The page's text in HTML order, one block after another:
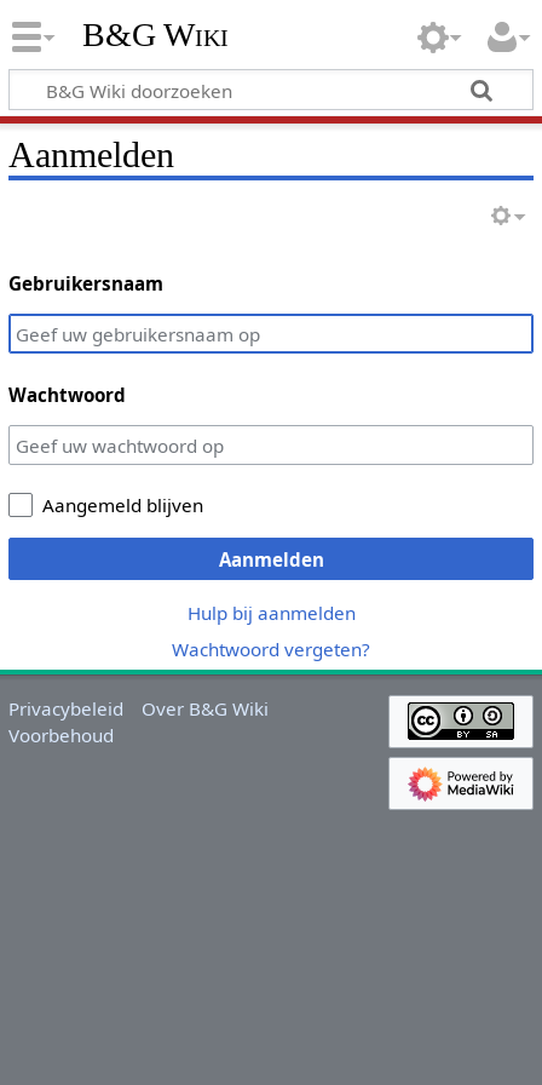
B&G Wiki
Aanmelden
Gebruikersnaam
Wachtwoord
Aangemeld blijven
Aanmelden
Hulp bij aanmelden
Wachtwoord vergeten?
Privacybeleid
Over B&G Wiki
Voorbehoud